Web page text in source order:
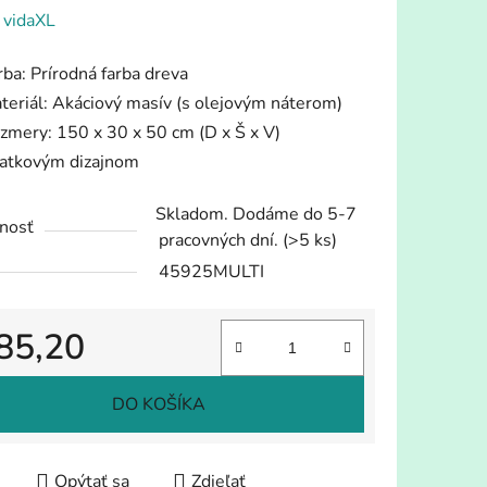
vidaXL
Prírodná farba dreva
Akáciový masív (s olejovým náterom)
150 x 30 x 50 cm (D x Š x V)
dizajnom
Skladom. Dodáme do 5-7
pracovných dní. (>5 ks)
45925MULTI
cena:
DO KOŠÍKA
Opýtať sa Zdieľať